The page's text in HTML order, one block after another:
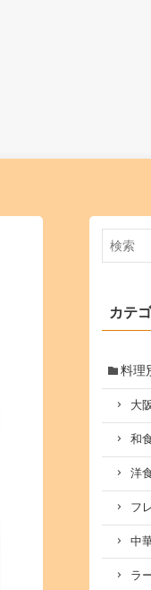
カテ
料理
大
和
洋
フ
中
ラ